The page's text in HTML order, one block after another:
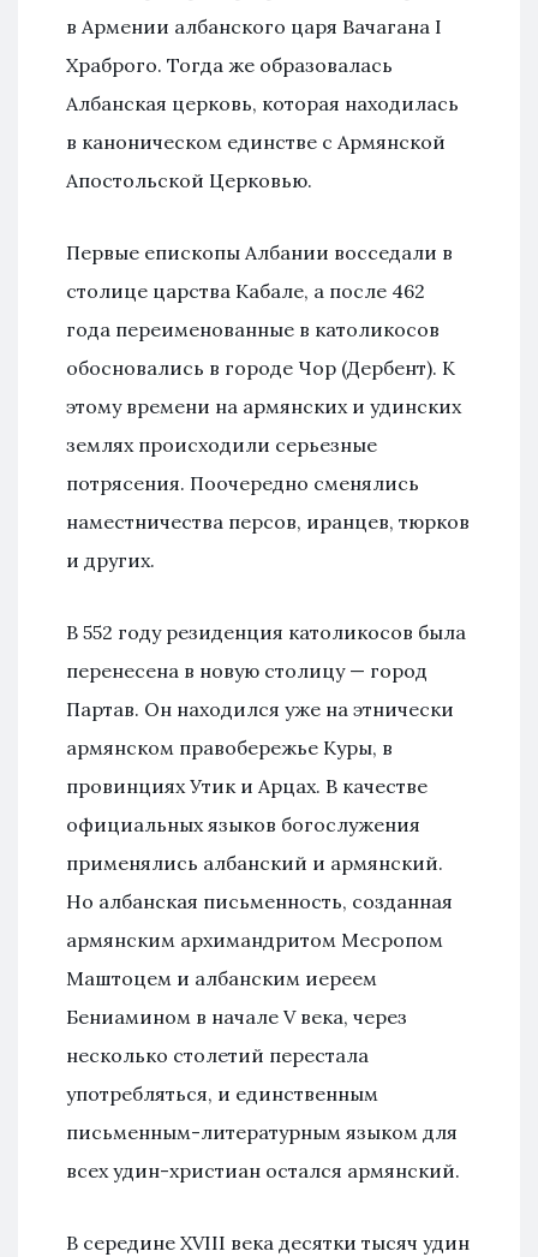
в Армении албанского царя Вачагана I
Храброго. Тогда же образовалась
Албанская церковь, которая находилась
в каноническом единстве с Армянской
Апостольской Церковью.
Первые епископы Албании восседали в
столице царства Кабале, а после 462
года переименованные в католикосов
обосновались в городе Чор (Дербент). К
этому времени на армянских и удинских
землях происходили серьезные
потрясения. Поочередно сменялись
наместничества персов, иранцев, тюрков
и других.
В 552 году резиденция католикосов была
перенесена в новую столицу — город
Партав. Он находился уже на этнически
армянском правобережье Куры, в
провинциях Утик и Арцах. В качестве
официальных языков богослужения
применялись албанский и армянский.
Но албанская письменность, созданная
армянским архимандритом Месропом
Маштоцем и албанским иереем
Бениамином в начале V века, через
несколько столетий перестала
употребляться, и единственным
письменным-литературным языком для
всех удин-христиан остался армянский.
В середине XVIII века десятки тысяч удин